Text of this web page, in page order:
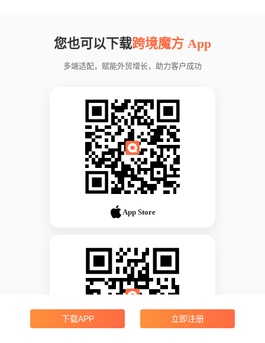
您也可以下载跨境魔方 App
多端适配，赋能外贸增长，助力客户成功
App Store
下载APP 立即注册